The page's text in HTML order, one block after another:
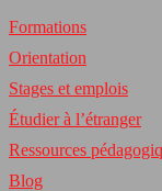
Formations
Orientation
Stages et emplois
Étudier à l’étranger
Ressources
Blog